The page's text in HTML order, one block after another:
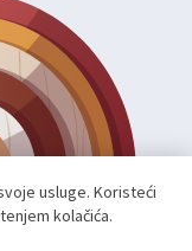
usluge. Koristeći
kolačića.